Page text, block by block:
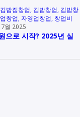
김밥집창업 김밥창업 김밥창
창업 자영업창업 창업비
월 2025
으로 시작? 2025년 실